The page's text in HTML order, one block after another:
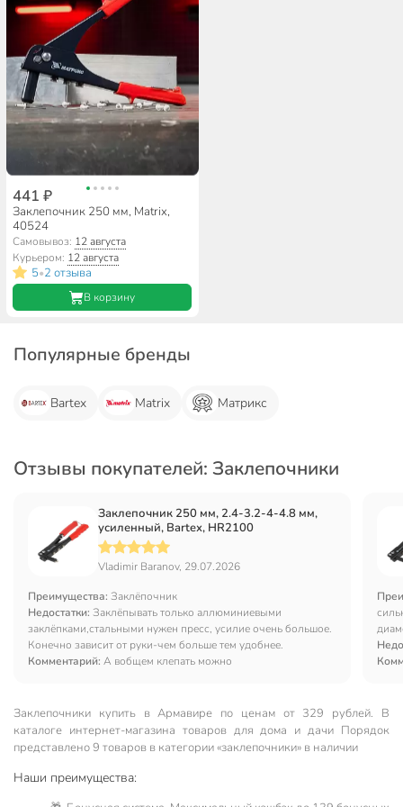
441 ₽
Заклепочник 250 мм, Matrix,
40524
Самовывоз: 12 августа
Курьером: 12 августа
5•2 отзыва
В корзину
Популярные бренды
Bartex Matrix Матрикс
Отзывы покупателей: Заклепочники
Заклепочник 250 мм, 2.4-3.2-4-4.8 мм,
усиленный, Bartex, HR2100
Vladimir Baranov, 29.07.2026
Преимущества: Заклёпочник
Недостатки: Заклёпывать только аллюминиевыми
заклёпками,стальными нужен пресс, усилие очень большое.
Конечно зависит от руки-чем больше тем удобнее.
Комментарий: А вобщем клепать можно
Заклепочники купить в Армавире по ценам от 329 рублей. В
каталоге интернет-магазина товаров для дома и дачи Порядок
представлено 9 товаров в категории «заклепочники» в наличии
Наши преимущества: